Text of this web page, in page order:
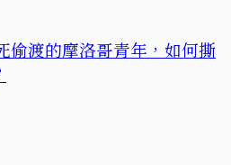
偷渡的摩洛哥青年，如何撕